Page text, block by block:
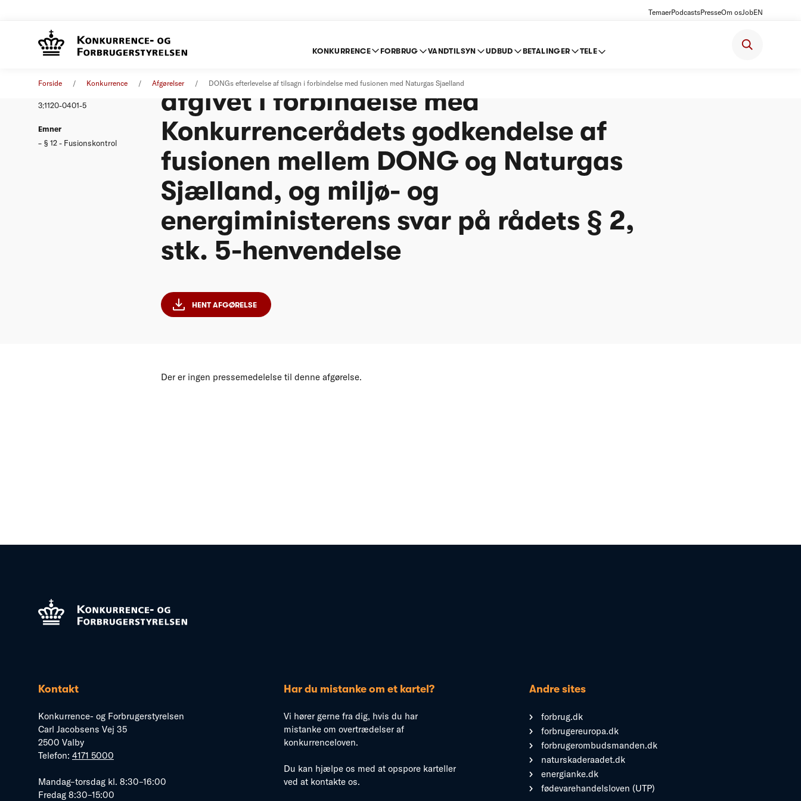
TemaerPodcastsPresseOm osJobEN
KONKURRENCE FORBRUG VANDTILSYN UDBUD BETALINGER TELE
Forside Konkurrence Afgørelser DONGs efterlevelse af tilsagn i forbindelse med fusionen med Naturgas Sjaelland
3:1120-0401-5
Emner
§ 12 - Fusionskontrol
afgivet i forbindelse med
Konkurrencerådets godkendelse af
fusionen mellem DONG og Naturgas
Sjælland, og miljø- og
energiministerens svar på rådets § 2,
stk. 5-henvendelse
HENT AFGØRELSE
Der er ingen pressemedelelse til denne afgørelse.
Kontakt
Konkurrence- og Forbrugerstyrelsen
Carl Jacobsens Vej 35
2500 Valby
Telefon: 4171 5000
Mandag–torsdag kl. 8:30–16:00
Fredag 8:30–15:00
Har du mistanke om et kartel?
Vi hører gerne fra dig, hvis du har
mistanke om overtrædelser af
konkurrenceloven.
Du kan hjælpe os med at opspore karteller
ved at kontakte os.
Andre sites
forbrug.dk
forbrugereuropa.dk
forbrugerombudsmanden.dk
naturskaderaadet.dk
energianke.dk
fødevarehandelsloven (UTP)